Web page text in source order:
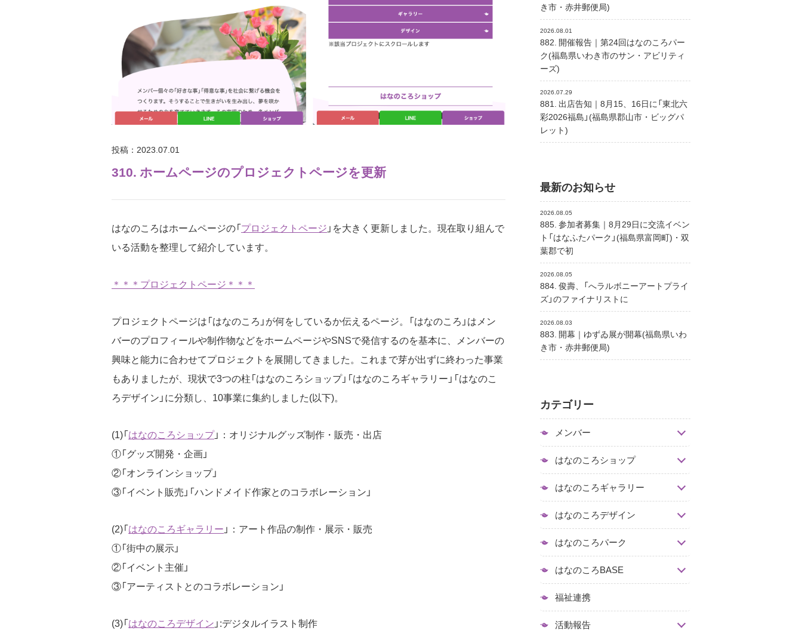
投稿：2023.07.01
310. ホームページのプロジェクトページを更新
はなのころはホームページの「プロジェクトページ 」を大きく更新しました。現在取り組んで
いる活動を整理して紹介しています。
＊＊＊プロジェクトページ＊＊＊
プロジェクトページは「はなのころ」が何をしているか伝えるページ。「はなのころ」はメン
バーのプロフィールや制作物などをホームページやSNSで発信するのを基本に、メンバーの
興味と能力に合わせてプロジェクトを展開してきました。これまで芽が出ずに終わった事業
もありましたが、現状で3つの柱「はなのころショップ」「はなのころギャラリー」「はなのこ
ろデザイン」に分類し、10事業に集約しました(以下)。
(1)「はなのころショップ」：オリジナルグッズ制作・販売・出店
①「グッズ開発・企画」
②「オンラインショップ」
③「イベント販売」「ハンドメイド作家とのコラボレーション」
(2)「はなのころギャラリー 」：アート作品の制作・展示・販売
①「街中の展示」
②「イベント主催」
③「アーティストとのコラボレーション」
(3)「はなのころデザイン 」:デジタルイラスト制作
き市・赤井郵便局)
2026.08.01
882. 開催報告｜第24回はなのころパー
ク(福島県いわき市のサン・アビリティ
ーズ)
2026.07.29
881. 出店告知｜8月15、16日に「東北六
彩2026福島」(福島県郡山市・ビッグパ
レット)
最新のお知らせ
2026.08.05
885. 参加者募集｜8月29日に交流イベン
ト「はなふたパーク」(福島県富岡町)・双
葉郡で初
2026.08.05
884. 俊壽、「へラルボニーアートプライ
ズ」のファイナリストに
2026.08.03
883. 開幕｜ゆずゐ展が開幕(福島県いわ
き市・赤井郵便局)
カテゴリー
メンバー
はなのころショップ
はなのころギャラリー
はなのころデザイン
はなのころパーク
はなのころBASE
福祉連携
活動報告